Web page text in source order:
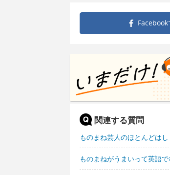
Facebook
関連する質問
ものまね芸人のほとんどは
ものまねがうまいって英語